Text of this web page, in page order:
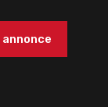
annonce